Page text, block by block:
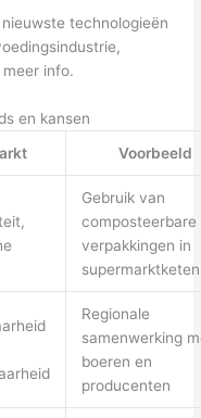
technologieën
info.
en kansen
Voorbeeld
Gebruik van
composteerbare
verpakkingen in
Regionale
samenwerking
boeren en
producenten